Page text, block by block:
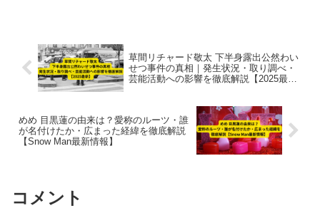
草間リチャード敬太 下半身露出公然わい
せつ事件の真相｜発生状況・取り調べ・
芸能活動への影響を徹底解説【2025最
めめ 目黒蓮の由来は？愛称のルーツ・誰
が名付けたか・広まった経緯を徹底解説
【Snow Man最新情報】
コメント